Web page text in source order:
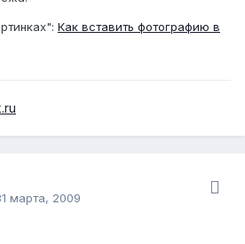
Как вставить фотографию в
марта, 2009